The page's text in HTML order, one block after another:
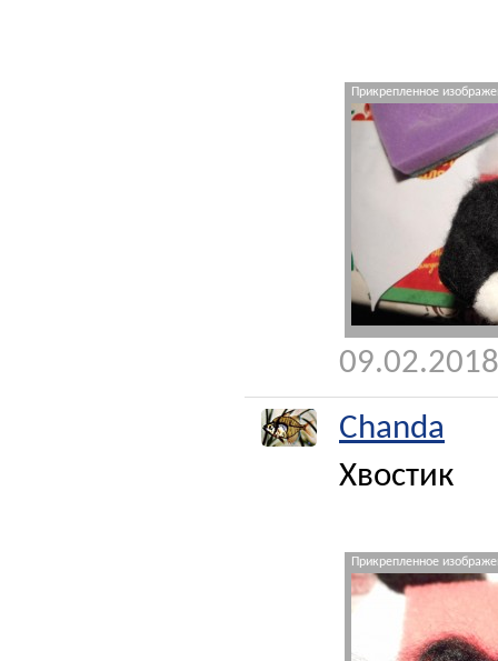
Прикрепленное
Chanda
Хвостик
Прикрепленное